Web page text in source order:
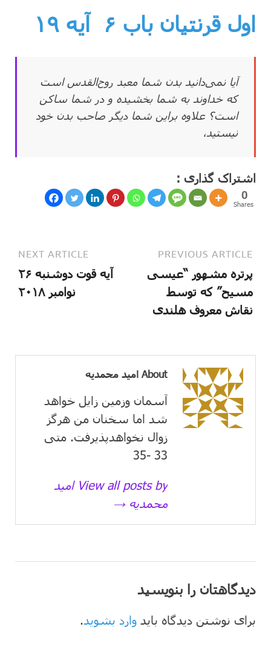
اول قرنتیان باب ۶ آیه ۱۹
آیا نمی‌دانید بدن شما معبد روح‌القدس است
که خداوند به شما بخشیده و در شما ساکن
است؟ علاوه براین شما دیگر صاحب بدن خود
نیستید،
اشتراک گذاری :
0
Shares
PREVIOUS ARTICLE
پرتره مشهور “عیسی
مسیح” که توسط
نقاش معروف هلندی
NEXT ARTICLE
آیه قوت دوشنبه ۲۶
نوامبر ۲۰۱۸
About امید محمدیه
آسمان وزمین زايل خواهد
شد اما سخنان من هرگز
زوال نخواهدپذیرفت. متی
33 -35
View all posts by امید
محمدیه →
دیدگاهتان را بنویسید
برای نوشتن دیدگاه باید وارد بشوید.